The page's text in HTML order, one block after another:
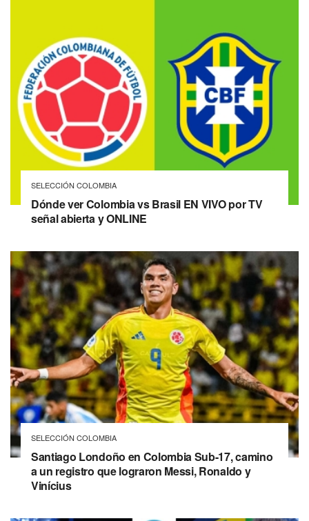
SELECCIÓN COLOMBIA
Dónde ver Colombia vs Brasil EN VIVO por TV
señal abierta y ONLINE
SELECCIÓN COLOMBIA
Santiago Londoño en Colombia Sub-17, camino
a un registro que lograron Messi, Ronaldo y
Vinícius